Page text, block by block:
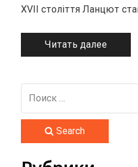
XVII століття Ланцют
Читать далее
Search